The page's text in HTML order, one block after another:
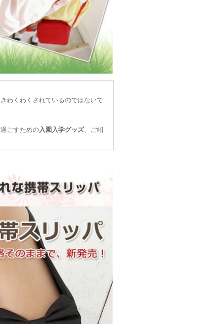
わくわくされているのではないで
ごすための入園入学グッズ、ご紹